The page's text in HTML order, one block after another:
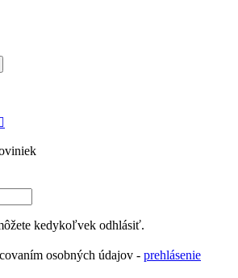
kedykoľvek odhlásiť.
osobných údajov - prehlásenie